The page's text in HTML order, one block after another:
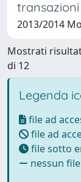
2013/2014
Mostrati
di 12
Legenda
file ad
file ad
file sotto
nessun